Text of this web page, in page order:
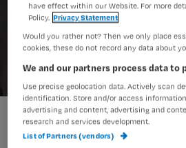
Koningsdag: meiden op strooptocht
have effect within our Website. For more
Policy. Privacy Statement
Would you rather not? Then we only place
cookies, these do not record any data about
We and our partners process data to
Use precise geolocation data. Actively scan
identification. Store and/or access
advertising and content, advertising and
research and services development.
List of Partners (vendors)